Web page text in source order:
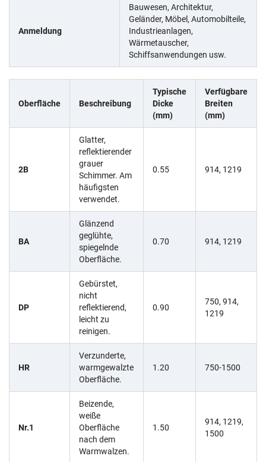
Anmeldung
Bauwesen, Architektur,
Geländer, Möbel, Automobilteile,
Industrieanlagen,
Wärmetauscher,
Schiffsanwendungen usw.
Oberfläche Beschreibung
Typische
Dicke
(mm)
Verfügbare
Breiten
(mm)
2B
Glatter,
reflektierender
grauer
Schimmer. Am
häufigsten
verwendet.
0.55 914, 1219
BA
Glänzend
geglühte,
spiegelnde
Oberfläche.
0.70 914, 1219
DP
Gebürstet,
nicht
reflektierend,
leicht zu
reinigen.
0.90
750, 914,
1219
HR
Verzunderte,
warmgewalzte
Oberfläche.
1.20 750-1500
Nr.1
Beizende,
weiße
Oberfläche
nach dem
Warmwalzen.
1.50
914, 1219,
1500